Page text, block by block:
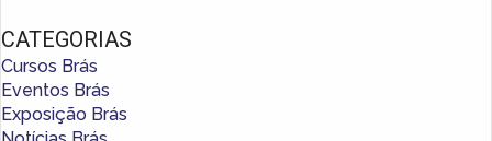
CATEGORIAS
Cursos Brás
Eventos Brás
Exposição Brás